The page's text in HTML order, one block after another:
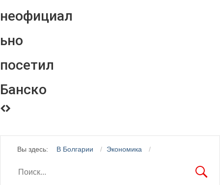
неофициал
ьно
посетил
Банско
Вы здесь: В Болгарии Экономика